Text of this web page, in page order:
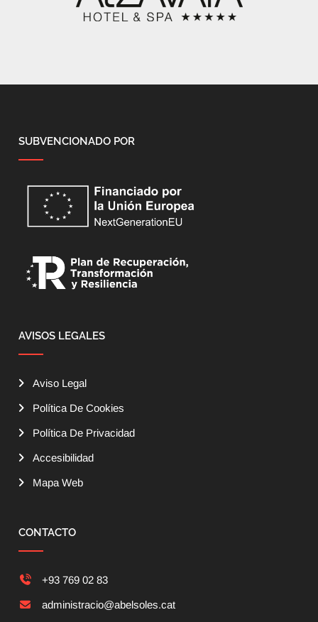
SUBVENCIONADO POR
AVISOS LEGALES
Aviso Legal
Política De Cookies
Política De Privacidad
Accesibilidad
Mapa Web
CONTACTO
+93 769 02 83
administracio@abelsoles.cat